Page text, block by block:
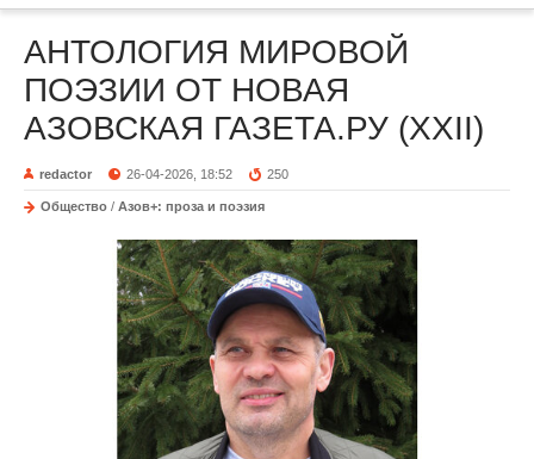
АНТОЛОГИЯ МИРОВОЙ
ПОЭЗИИ ОТ НОВАЯ
АЗОВСКАЯ ГАЗЕТА.РУ (XXII)
redactor 26-04-2026, 18:52 250
Общество / Азов+: проза и поэзия